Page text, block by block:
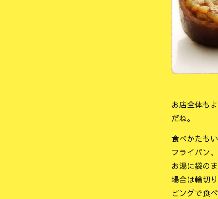
お店全体も
だね。
食べかたも
フライパン
お湯に袋の
場合は輪切
ピングで食